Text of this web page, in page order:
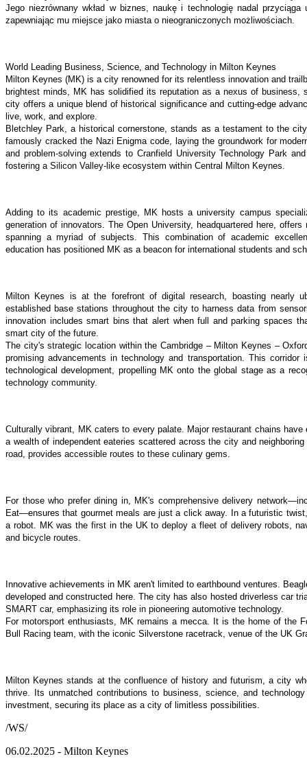
Jego niezrównany wkład w biznes, naukę i technologię nadal
zapewniając mu miejsce jako miasta o nieograniczonych możliwościach.
World Leading Business, Science, and Technology in Milton Keynes
Milton Keynes (MK) is a city renowned for its relentless innovation and
brightest minds, MK has solidified its reputation as a nexus of business,
city offers a unique blend of historical significance and cutting-edge
live, work, and explore.
Bletchley Park, a historical cornerstone, stands as a testament to the
famously cracked the Nazi Enigma code, laying the groundwork for
and problem-solving extends to Cranfield University Technology Park
fostering a Silicon Valley-like ecosystem within Central Milton Keynes.
Adding to its academic prestige, MK hosts a university campus
generation of innovators. The Open University, headquartered here,
spanning a myriad of subjects. This combination of academic
education has positioned MK as a beacon for international students and
Milton Keynes is at the forefront of digital research, boasting nearly
established base stations throughout the city to harness data from
innovation includes smart bins that alert when full and parking spaces
smart city of the future.
The city's strategic location within the Cambridge – Milton Keynes –
promising advancements in technology and transportation. This
technological development, propelling MK onto the global stage as a
technology community.
Culturally vibrant, MK caters to every palate. Major restaurant chains
a wealth of independent eateries scattered across the city and
road, provides accessible routes to these culinary gems.
For those who prefer dining in, MK's comprehensive delivery
Eat—ensures that gourmet meals are just a click away. In a futuristic
a robot. MK was the first in the UK to deploy a fleet of delivery robots,
and bicycle routes.
Innovative achievements in MK aren't limited to earthbound ventures.
developed and constructed here. The city has also hosted driverless car
SMART car, emphasizing its role in pioneering automotive technology.
For motorsport enthusiasts, MK remains a mecca. It is the home of the
Bull Racing team, with the iconic Silverstone racetrack, venue of the UK
Milton Keynes stands at the confluence of history and futurism, a city
thrive. Its unmatched contributions to business, science, and
investment, securing its place as a city of limitless possibilities.
/WS/
06.02.2025 - Milton Keynes